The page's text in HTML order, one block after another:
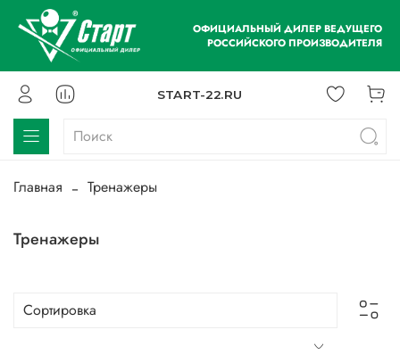
ОФИЦИАЛЬНЫЙ ДИЛЕР ВЕДУЩЕГО
РОССИЙСКОГО ПРОИЗВОДИТЕЛЯ
START-22.RU
Главная Тренажеры
Тренажеры